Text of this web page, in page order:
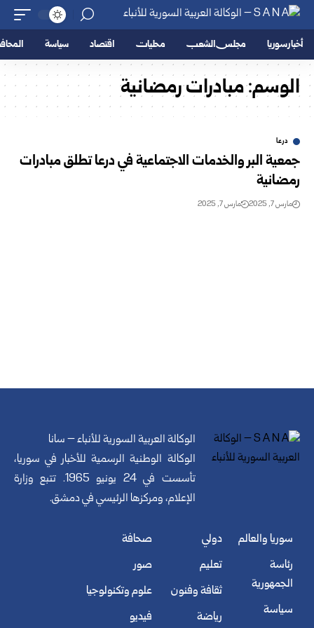
أخبار سوريا مجلس الشعب محليات اقتصاد سياسة
الوسم:مبادرات رمضانية
درعا
جمعية البر والخدمات الاجتماعية في درعا تطلق مبادرات
رمضانية
مارس 7, 2025 مارس 7, 2025
الوكالة العربية السورية للأنباء – سانا
الوكالة الوطنية الرسمية للأخبار في سوريا،
تأسست في 24 يونيو 1965. تتبع وزارة
الإعلام، ومركزها الرئيسي في دمشق.
سوريا والعالم
رئاسة
الجمهورية
سياسة
دولي
تعليم
ثقافة وفنون
رياضة
صحافة
صور
علوم وتكنولوجيا
فيديو